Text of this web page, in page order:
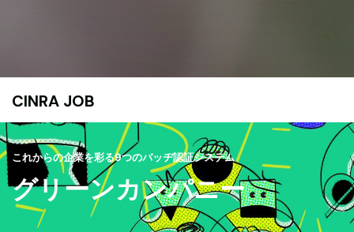
CINRA JOB
これからの企業を彩る9つのバッヂ認証システム
グリーンカンパニー